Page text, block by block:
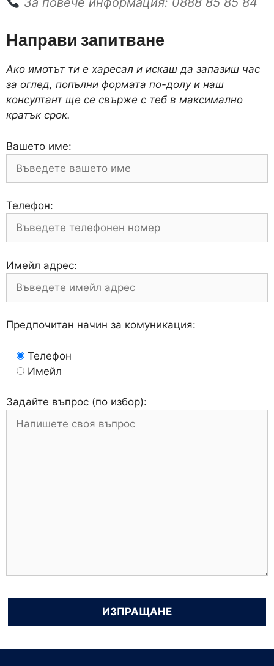
Направи запитване
Ако имотът ти е харесал и искаш да запазиш час
за оглед, попълни формата по-долу и наш
консултант ще се свърже с теб в максимално
кратък срок.
Вашето име:
Телефон:
Имейл адрес:
Предпочитан начин за комуникация:
Телефон
Имейл
Задайте въпрос (по избор):